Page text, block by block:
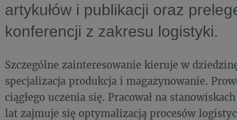
artykułów i publikacji oraz
konferencji z zakresu logistyki.
Szczególne zainteresowanie kieruje w
specjalizacja produkcja i magazynowanie.
ciągłego uczenia się. Pracował na
lat zajmuje się optymalizacją procesów